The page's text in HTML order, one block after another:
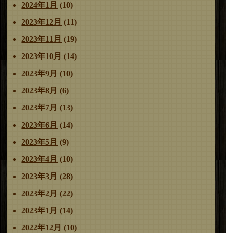
2024年1月 (10)
2023年12月 (11)
2023年11月 (19)
2023年10月 (14)
2023年9月 (10)
2023年8月 (6)
2023年7月 (13)
2023年6月 (14)
2023年5月 (9)
2023年4月 (10)
2023年3月 (28)
2023年2月 (22)
2023年1月 (14)
2022年12月 (10)